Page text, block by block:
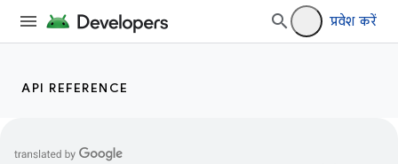
प्रवेश करें
API REFERENCE